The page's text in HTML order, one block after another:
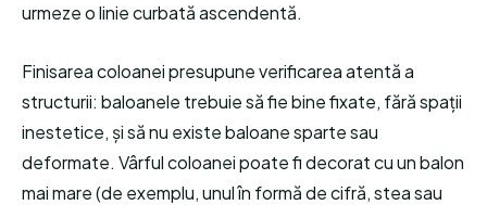
urmeze o linie curbată ascendentă.
Finisarea coloanei presupune verificarea atentă a
structurii: baloanele trebuie să fie bine fixate, fără spații
inestetice, și să nu existe baloane sparte sau
deformate. Vârful coloanei poate fi decorat cu un balon
mai mare (de exemplu, unul în formă de cifră, stea sau